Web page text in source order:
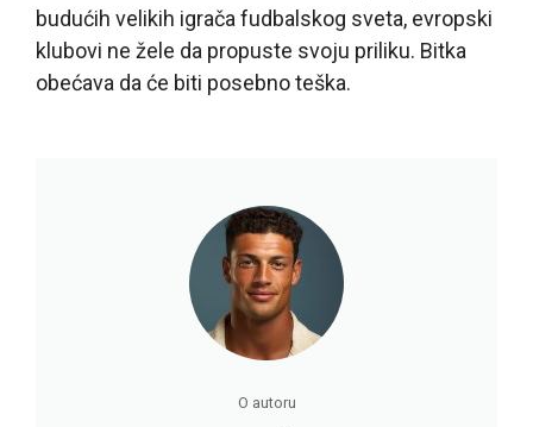
budućih velikih igrača fudbalskog sveta, evropski
klubovi ne žele da propuste svoju priliku. Bitka
obećava da će biti posebno teška.
O autoru